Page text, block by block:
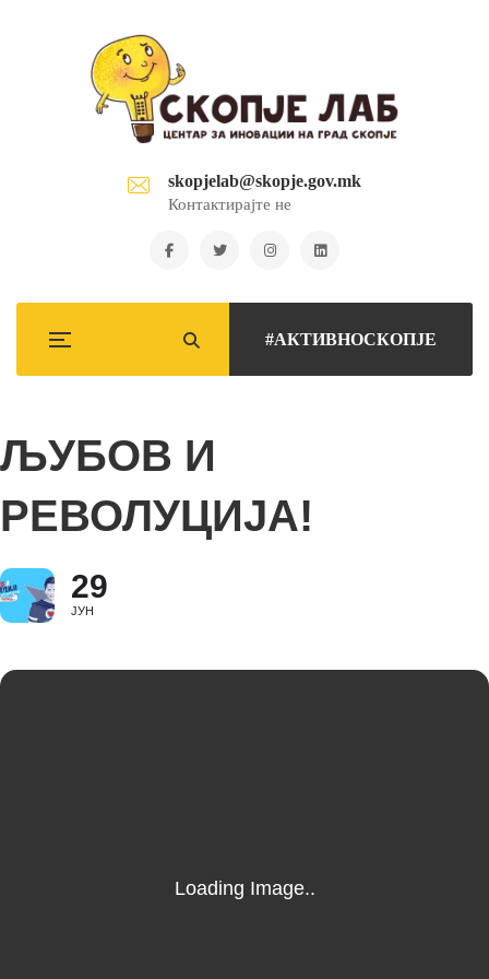
skopjelab@skopje.gov.mk
Контактирајте не
#АКТИВНОСКОПЈЕ
ЉУБОВ И
РЕВОЛУЦИЈА!
29
ЈУН